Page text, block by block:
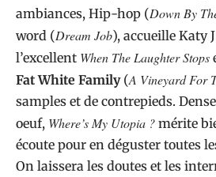
ambiances, Hip-hop (Down By
word (Dream Job), accueille Katy
l’excellent When The Laughter Stops
Fat White Family(A Vineyard For
samples et de contrepieds.
oeuf, Where’s My Utopia ? mérite
écoute pour en déguster toutes
On laissera les doutes et les